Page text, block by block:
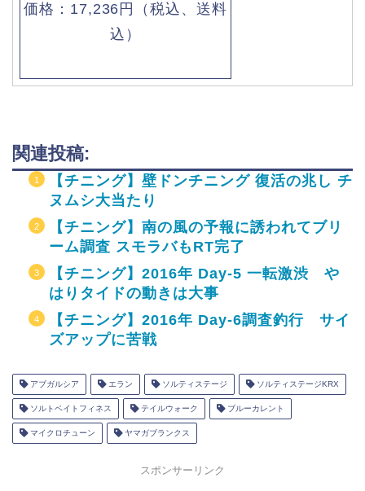
価格：17,236円（税込、送料
込）
関連投稿:
【チニング】壁ドンチニング 復活の兆し チ
ヌムシ大当たり
【チニング】南の風の予報に誘われてブリ
ーム調査 スモラバもRT完了
【チニング】2016年 Day-5 一転激渋 や
はりタイドの動きは大事
【チニング】2016年 Day-6調査釣行 サイ
ズアップに苦戦
アブガルシア エラン ソルティステージ ソルティステージKRX
ソルトベイトフィネス テイルウォーク ブルーカレント
マイクロチューン ヤマガブランクス
スポンサーリンク